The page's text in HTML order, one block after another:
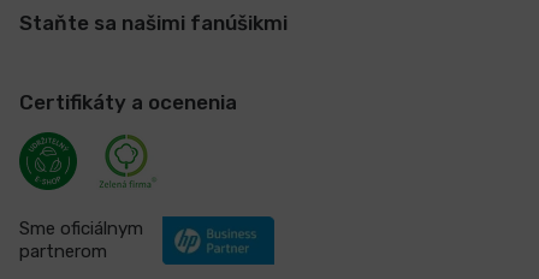
Staňte sa našimi fanúšikmi
Certifikáty a ocenenia
Sme oficiálnym
partnerom